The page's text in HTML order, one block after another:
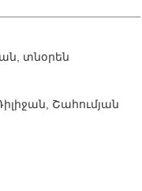
տնօրեն
Շահումյան